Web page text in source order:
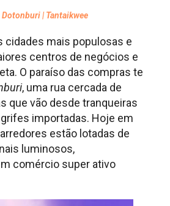
| Tantaikwee
cidades mais populosas e
centros de negócios e
O paraíso das compras te
, uma rua cercada de
que vão desde tranqueiras
importadas. Hoje em
estão lotadas de
luminosos,
comércio super ativo